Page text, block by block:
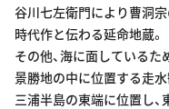
谷川七左衛門により曹洞
時代作と伝わる延命地蔵。
その他、海に面しているた
景勝地の中に位置する走
三浦半島の東端に位置し、